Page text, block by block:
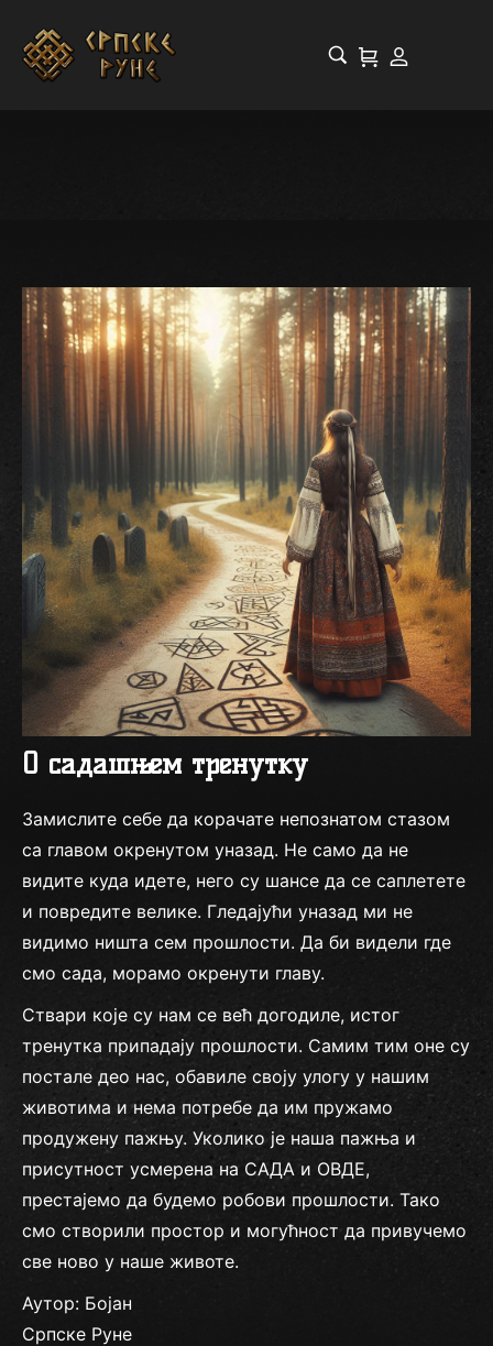
О садашњем тренутку
Замислите себе да корачате непознатом стазом
са главом окренутом уназад. Не само да не
видите куда идете, него су шансе да се саплетете
и повредите велике. Гледајући уназад ми не
видимо ништа сем прошлости. Да би видели где
смо сада, морамо окренути главу.
Ствари које су нам се већ догодиле, истог
тренутка припадају прошлости. Самим тим оне су
постале део нас, обавиле своју улогу у нашим
животима и нема потребе да им пружамо
продужену пажњу. Уколико је наша пажња и
присутност усмерена на САДА и ОВДЕ,
престајемо да будемо робови прошлости. Тако
смо створили простор и могућност да привучемо
све ново у наше животе.
Аутор: Бојан
Српске Руне